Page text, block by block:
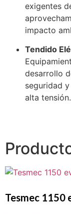
exigentes
impacto
Tendido
desarrollo
seguridad
alta tensión.
Tesmec 1150